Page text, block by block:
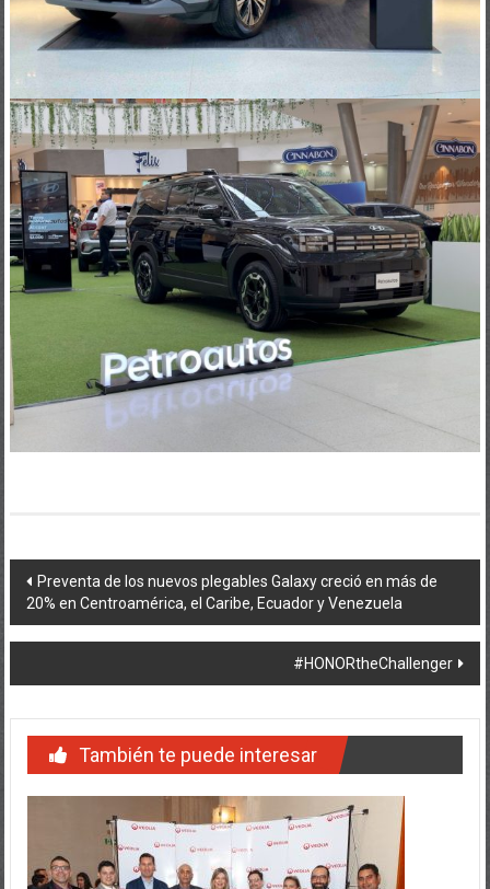
Navegación
de
entradas
Preventa de los nuevos plegables Galaxy creció en más de
20% en Centroamérica, el Caribe, Ecuador y Venezuela
#HONORtheChallenger
También te puede interesar